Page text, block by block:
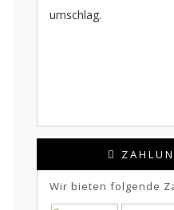
umschlag.
Wir bieten folgende